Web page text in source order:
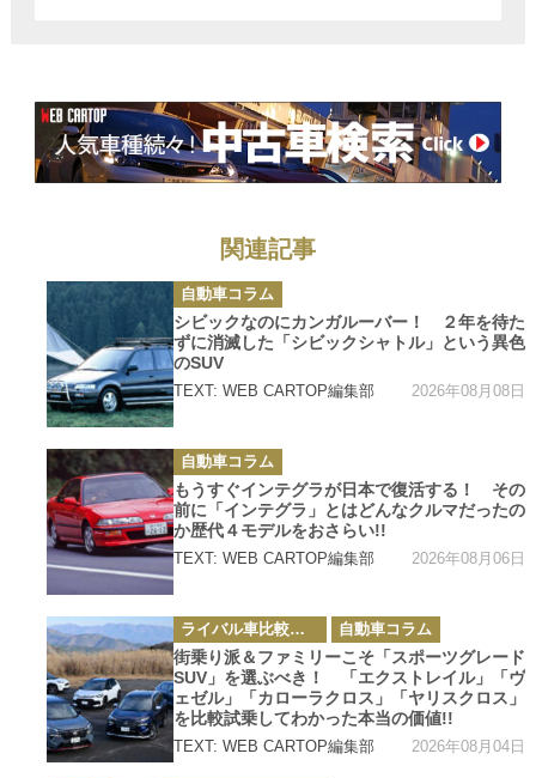
択肢として要注
目!!
関連記事
カ
テ
ゴ
リ
ー
自動車コラム
シビックなのにカンガルーバー！ ２年を待た
ずに消滅した「シビックシャトル」という異色
のSUV
TEXT: WEB CARTOP編集部 2026年08月08日
カ
テ
ゴ
リ
ー
自動車コラム
もうすぐインテグラが日本で復活する！ その
前に「インテグラ」とはどんなクルマだったの
か歴代４モデルをおさらい!!
TEXT: WEB CARTOP編集部 2026年08月06日
カ
テ
ゴ
リ
ー
ライバル車比較テスト 自動車コラム
街乗り派＆ファミリーこそ「スポーツグレード
SUV」を選ぶべき！ 「エクストレイル」「ヴ
ェゼル」「カローラクロス」「ヤリスクロス」
を比較試乗してわかった本当の価値!!
TEXT: WEB CARTOP編集部 2026年08月04日